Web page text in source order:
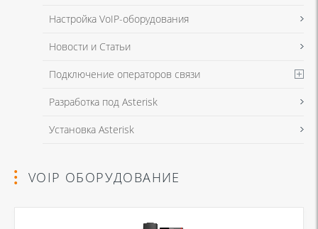
Настройка VoIP-оборудования
Новости и Статьи
Подключение операторов связи
Разработка под Asterisk
Установка Asterisk
VOIP ОБОРУДОВАНИЕ